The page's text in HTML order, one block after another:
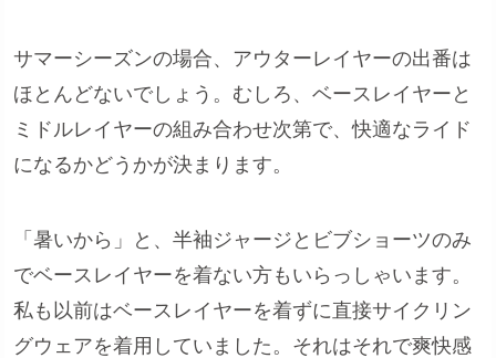
サマーシーズンの場合、アウターレイヤーの出番は
ほとんどないでしょう。むしろ、ベースレイヤーと
ミドルレイヤーの組み合わせ次第で、快適なライド
になるかどうかが決まります。
「暑いから」と、半袖ジャージとビブショーツのみ
でベースレイヤーを着ない方もいらっしゃいます。
私も以前はベースレイヤーを着ずに直接サイクリン
グウェアを着用していました。それはそれで爽快感